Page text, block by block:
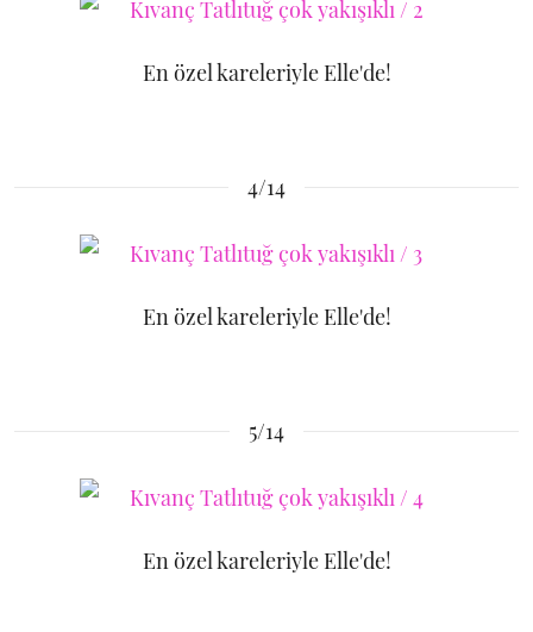
En özel kareleriyle Elle'de!
4/14
En özel kareleriyle Elle'de!
5/14
En özel kareleriyle Elle'de!